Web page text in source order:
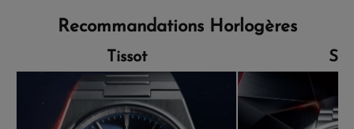
Recommandations Horlogères
Tissot